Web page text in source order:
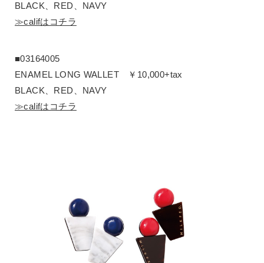
BLACK、RED、NAVY
≫califはコチラ
■03164005
ENAMEL LONG WALLET ￥10,000+tax
BLACK、RED、NAVY
≫califはコチラ